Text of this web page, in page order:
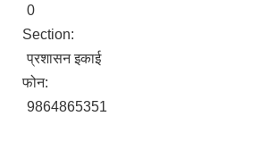
0
Section:
प्रशासन इकाई
फोन:
9864865351